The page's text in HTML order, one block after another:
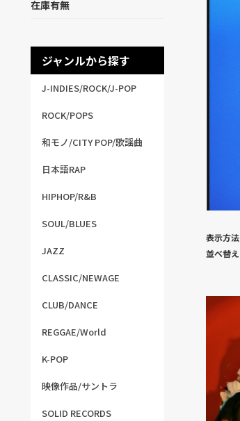
在庫有無
ジャンルから探す
J-INDIES/ROCK/J-POP
ROCK/POPS
和モノ/CITY POP/歌謡曲
日本語RAP
HIPHOP/R&B
SOUL/BLUES
JAZZ
CLASSIC/NEWAGE
CLUB/DANCE
REGGAE/World
K-POP
映像作品/サントラ
SOLID RECORDS
表示方法
並べ替え